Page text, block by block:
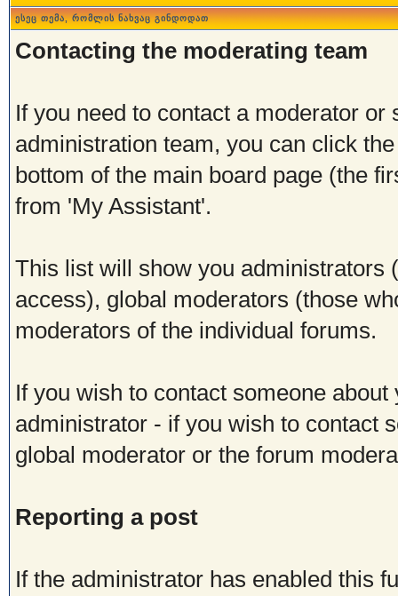
ესეც თემა, რომლის ნახვაც გინდოდათ
Contacting the moderating team
If you need to contact a moderator
administration team, you can click
bottom of the main board page (the
from 'My Assistant'.
This list will show you administrators
access), global moderators (those
moderators of the individual forums.
If you wish to contact someone
administrator - if you wish to contact
global moderator or the forum
Reporting a post
If the administrator has enabled this